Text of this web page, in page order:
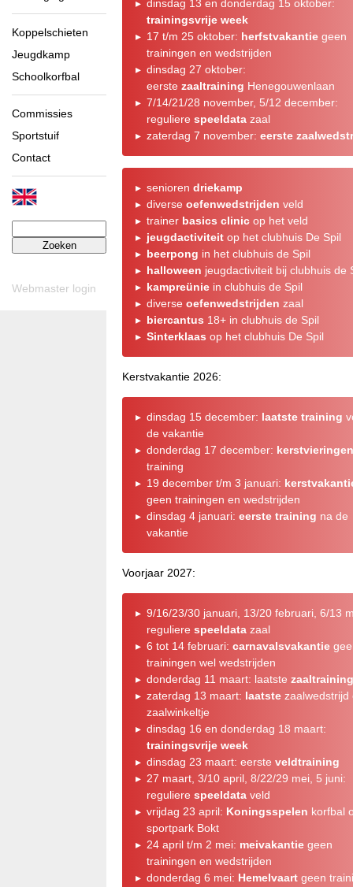
Koppelschieten
Jeugdkamp
Schoolkorfbal
Commissies
Sportstuif
Contact
naar:
Webmaster login
dinsdag 13 en donderdag 15 oktober:
trainingsvrije week
17 t/m 25 oktober: herfstvakantie geen
trainingen en wedstrijden
dinsdag 27 oktober:
eerste zaaltraining Henegouwenlaan
7/14/21/28 november, 5/12 december:
reguliere speeldata zaal
zaterdag 7 november: eerste
senioren driekamp
diverse oefenwedstrijden veld
trainer basics clinic op het veld
jeugdactiviteit op het clubhuis De Spil
beerpong in het clubhuis de Spil
halloween jeugdactiviteit bij clubhuis de
kampreünie in clubhuis de Spil
diverse oefenwedstrijden zaal
biercantus 18+ in clubhuis de Spil
Sinterklaas op het clubhuis De Spil
Kerstvakantie 2026:
dinsdag 15 december: laatste training
de vakantie
donderdag 17 december: kerstvieringen
training
19 december t/m 3 januari:
geen trainingen en wedstrijden
dinsdag 4 januari: eerste training na de
vakantie
Voorjaar 2027:
9/16/23/30 januari, 13/20 februari, 6/13
reguliere speeldata zaal
6 tot 14 februari: carnavalsvakantie
trainingen wel wedstrijden
donderdag 11 maart: laatste zaaltraining
zaterdag 13 maart: laatste zaalwedstrijd
zaalwinkeltje
dinsdag 16 en donderdag 18 maart:
trainingsvrije week
dinsdag 23 maart: eerste veldtraining
27 maart, 3/10 april, 8/22/29 mei, 5 juni:
reguliere speeldata veld
vrijdag 23 april: Koningsspelen korfbal
sportpark Bokt
24 april t/m 2 mei: meivakantie geen
trainingen en wedstrijden
donderdag 6 mei: Hemelvaart geen